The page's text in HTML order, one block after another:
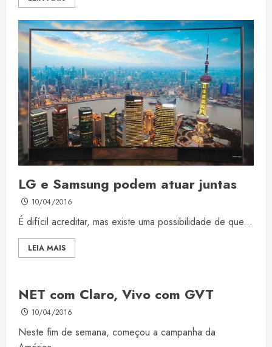
LG e Samsung podem atuar juntas
10/04/2016
É difícil acreditar, mas existe uma possibilidade de que...
LEIA MAIS
NET com Claro, Vivo com GVT
10/04/2016
Neste fim de semana, começou a campanha da